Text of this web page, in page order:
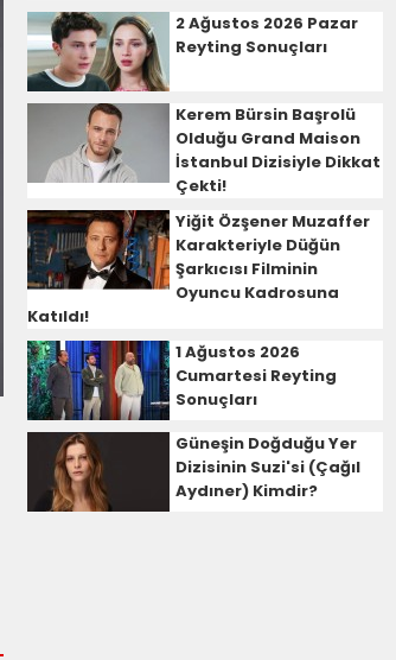
2 Ağustos 2026 Pazar
Reyting Sonuçları
Kerem Bürsin Başrolü
Olduğu Grand Maison
İstanbul Dizisiyle Dikkat
Çekti!
Yiğit Özşener Muzaffer
Karakteriyle Düğün
Şarkıcısı Filminin
Oyuncu Kadrosuna
Katıldı!
1 Ağustos 2026
Cumartesi Reyting
Sonuçları
Güneşin Doğduğu Yer
Dizisinin Suzi'si (Çağıl
Aydıner) Kimdir?